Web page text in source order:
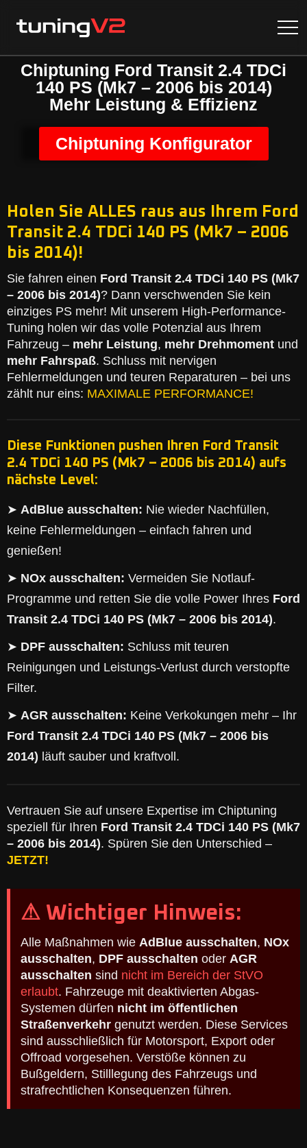
Chiptuning Ford Transit 2.4 TDCi
140 PS (Mk7 – 2006 bis 2014)
Mehr Leistung & Effizienz
Chiptuning Konfigurator
Holen Sie ALLES raus aus Ihrem Ford
Transit 2.4 TDCi 140 PS (Mk7 – 2006
bis 2014)!
Sie fahren einen Ford Transit 2.4 TDCi 140 PS (Mk7
– 2006 bis 2014)? Dann verschwenden Sie kein
einziges PS mehr! Mit unserem High-Performance-
Tuning holen wir das volle Potenzial aus Ihrem
Fahrzeug – mehr Leistung, mehr Drehmoment und
mehr Fahrspaß. Schluss mit nervigen
Fehlermeldungen und teuren Reparaturen – bei uns
zählt nur eins: MAXIMALE PERFORMANCE!
Diese Funktionen pushen Ihren Ford Transit
2.4 TDCi 140 PS (Mk7 – 2006 bis 2014) aufs
nächste Level:
➤ AdBlue ausschalten: Nie wieder Nachfüllen,
keine Fehlermeldungen – einfach fahren und
genießen!
➤ NOx ausschalten: Vermeiden Sie Notlauf-
Programme und retten Sie die volle Power Ihres Ford
Transit 2.4 TDCi 140 PS (Mk7 – 2006 bis 2014).
➤ DPF ausschalten: Schluss mit teuren
Reinigungen und Leistungs-Verlust durch verstopfte
Filter.
➤ AGR ausschalten: Keine Verkokungen mehr – Ihr
Ford Transit 2.4 TDCi 140 PS (Mk7 – 2006 bis
2014) läuft sauber und kraftvoll.
Vertrauen Sie auf unsere Expertise im Chiptuning
speziell für Ihren Ford Transit 2.4 TDCi 140 PS (Mk7
– 2006 bis 2014). Spüren Sie den Unterschied –
JETZT!
⚠ Wichtiger Hinweis:
Alle Maßnahmen wie AdBlue ausschalten, NOx
ausschalten, DPF ausschalten oder AGR
ausschalten sind nicht im Bereich der StVO
erlaubt. Fahrzeuge mit deaktivierten Abgas-
Systemen dürfen nicht im öffentlichen
Straßenverkehr genutzt werden. Diese Services
sind ausschließlich für Motorsport, Export oder
Offroad vorgesehen. Verstöße können zu
Bußgeldern, Stilllegung des Fahrzeugs und
strafrechtlichen Konsequenzen führen.